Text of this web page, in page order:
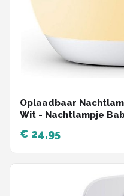
Oplaadbaar
Wit - Nachtlampje
- Timer- en
Nachtlampje
€ 24,95